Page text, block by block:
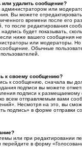
или удалить сообщение?
администратором или
Вы можете
времени после его
то после редактирования
будет показывать,
если ниже вашего сообщения
или модераторы. Но
Обычные
к своему сообщению?
к сообщению, сначала вы
подписи вы можете
подписи к
всем отправляемым вами
Несмотря на это, вы
подпись» в форме отправки
или при редактировании
перейдите в форму